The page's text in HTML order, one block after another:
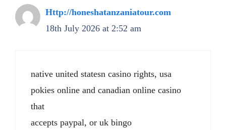
Http://honeshatanzaniatour.com
18th July 2026 at 2:52 am
native united statesn casino rights, usa
pokies online and canadian online casino
that
accepts paypal, or uk bingo